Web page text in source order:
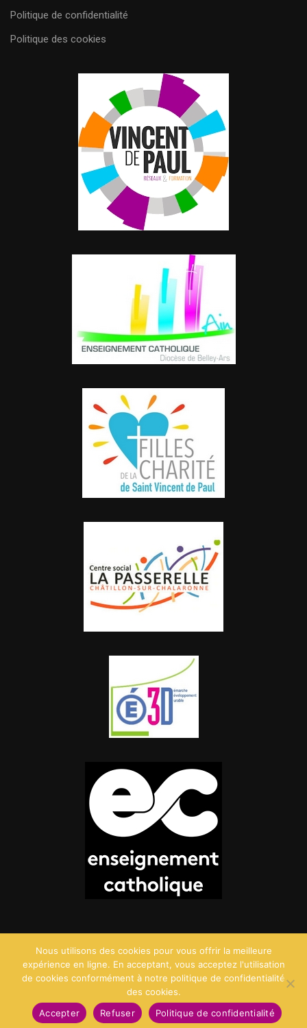
Politique de confidentialité
Politique des cookies
©2026 Saint Charles - Création :Agence Point Com
Mentions Légales
Politique de confidentialité
Nous utilisons des cookies pour vous offrir la meilleure
expérience en ligne. En acceptant, vous acceptez l'utilisation
de cookies conformément à notre politique de confidentialité
des cookies.
Accepter
Refuser Politique de confidentialité